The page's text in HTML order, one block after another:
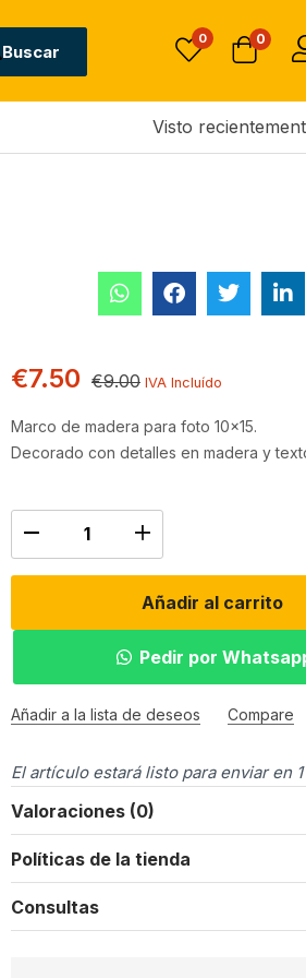
Buscar
0 0
Visto
€7.50 €9.00 IVA Incluído
Marco de madera para foto 10×15.
Decorado con detalles en madera y
Añadir al carrito
Pedir por
Añadir a la lista de deseos Compare
El artículo estará listo para enviar en
Valoraciones (0)
Políticas de la tienda
Consultas